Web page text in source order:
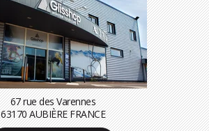
67 rue des Varennes
63170 AUBIÈRE FRANCE